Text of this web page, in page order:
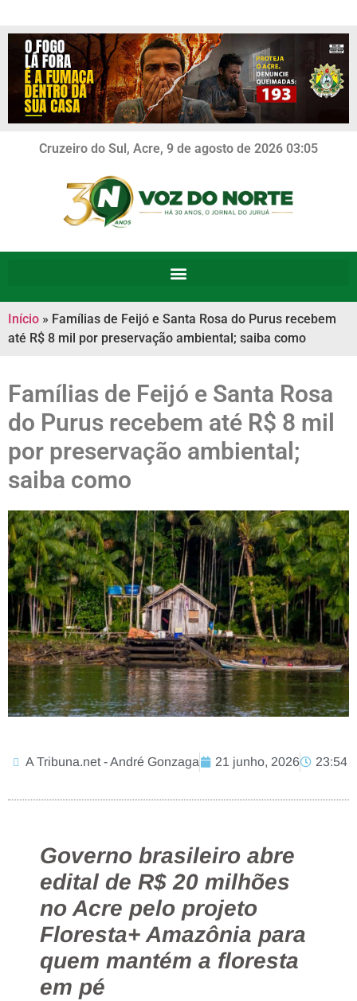
Cruzeiro do Sul, Acre, 9 de agosto de 2026 03:05
Início » Famílias de Feijó e Santa Rosa do Purus recebem
até R$ 8 mil por preservação ambiental; saiba como
Famílias de Feijó e Santa Rosa
do Purus recebem até R$ 8 mil
por preservação ambiental;
saiba como
A Tribuna.net - André Gonzaga 21 junho, 2026 23:54
Governo brasileiro abre
edital de R$ 20 milhões
no Acre pelo projeto
Floresta+ Amazônia para
quem mantém a floresta
em pé